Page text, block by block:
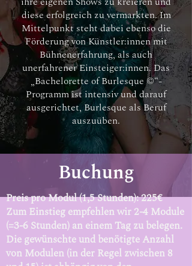
diese erfolgreich zu vermarkten. Im
Mittelpunkt steht dabei ebenso die
Förderung von Künstler:innen mit
Bühnenerfahrung, als auch
unerfahrener Einsteiger:innen. Das
„Bachelorette of Burlesque ©“-
Programm ist intensiv und darauf
ausgerichtet, Burlesque als Beruf
auszuüben.
Buchung
Preis pro Modul (1,5 Stunden): 225€
Zum Einstieg empfehlen wir 2-4 Module
(=3-6 Stunden) an einem Tag zu belegen.
Die gewünschte und benötigte Anzahl
von Modulen (in der Regel zwischen 8